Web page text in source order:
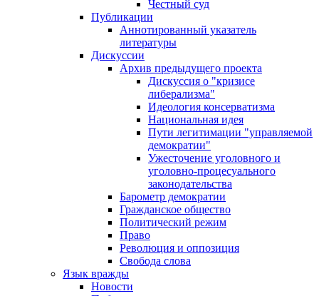
Честный суд
Публикации
Аннотированный указатель
литературы
Дискуссии
Архив предыдущего проекта
Дискуссия о "кризисе
либерализма"
Идеология консерватизма
Национальная идея
Пути легитимации "управляемой
демократии"
Ужесточение уголовного и
уголовно-процесуального
законодательства
Барометр демократии
Гражданское общество
Политический режим
Право
Революция и оппозиция
Свобода слова
Язык вражды
Новости